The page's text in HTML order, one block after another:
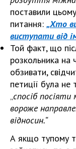
поставили
питання: „Хто
виступати від
Той факт, що
розкольника на
обзивати,
петиції була не
„спосіб посіяти
вороже
відносин.“
А якщо тупому